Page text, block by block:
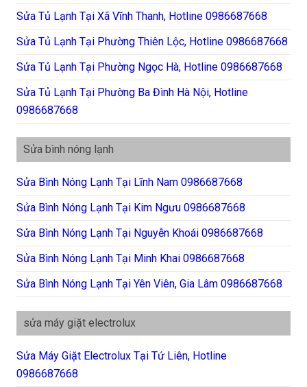
Sửa Tủ Lạnh Tại Xã Vĩnh Thanh, Hotline 0986687668
Sửa Tủ Lạnh Tại Phường Thiên Lộc, Hotline 0986687668
Sửa Tủ Lạnh Tại Phường Ngọc Hà, Hotline 0986687668
Sửa Tủ Lạnh Tại Phường Ba Đình Hà Nội, Hotline
0986687668
Sửa bình nóng lạnh
Sửa Bình Nóng Lạnh Tại Lĩnh Nam 0986687668
Sửa Bình Nóng Lạnh Tại Kim Ngưu 0986687668
Sửa Bình Nóng Lạnh Tại Nguyễn Khoái 0986687668
Sửa Bình Nóng Lạnh Tại Minh Khai 0986687668
Sửa Bình Nóng Lạnh Tại Yên Viên, Gia Lâm 0986687668
sửa máy giặt electrolux
Sửa Máy Giặt Electrolux Tại Tứ Liên, Hotline
0986687668